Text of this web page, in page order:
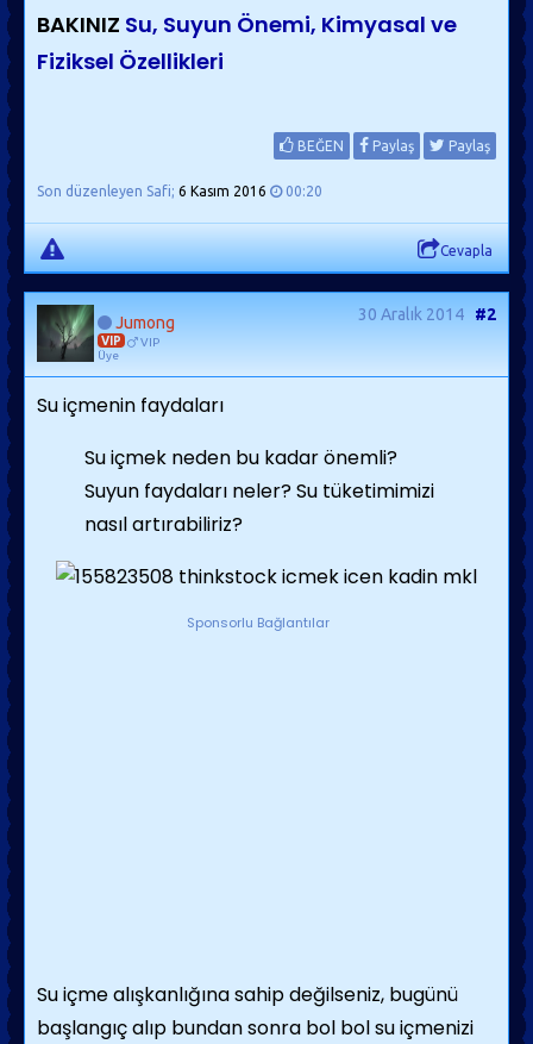
BAKINIZ Su, Suyun Önemi, Kimyasal ve
Fiziksel Özellikleri
BEĞEN Paylaş Paylaş
Son düzenleyen Safi; 6 Kasım 2016 00:20
Cevapla
Jumong
VIP
VIP
Üye
30 Aralık 2014 #2
Su içmenin faydaları
Su içmek neden bu kadar önemli?
Suyun faydaları neler? Su tüketimimizi
nasıl artırabiliriz?
Sponsorlu Bağlantılar
Su içme alışkanlığına sahip değilseniz, bugünü
başlangıç alıp bundan sonra bol bol su içmenizi